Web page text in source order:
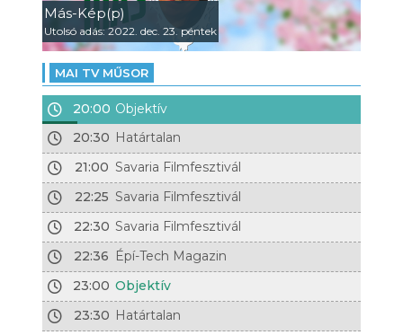
Más-Kép(p)
Utolsó adás: 2022. dec. 23. péntek
MAI TV MŰSOR
20:00 Objektív
20:30 Határtalan
21:00 Savaria Filmfesztivál
22:25 Savaria Filmfesztivál
22:30 Savaria Filmfesztivál
22:36 Épí-Tech Magazin
23:00 Objektív
23:30 Határtalan